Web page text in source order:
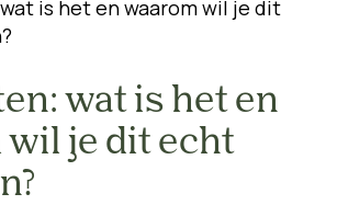
wat is het en
wil je dit echt